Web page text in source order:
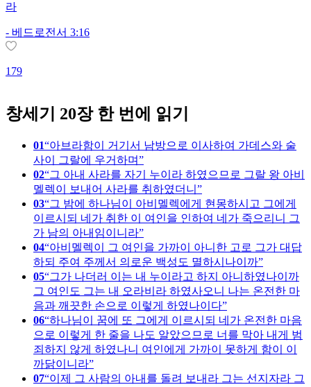
라
- 베드로전서 3:16
179
창세기 20장 한 번에 읽기
01 아브라함이 거기서 남방으로 이사하여 가데스와 술
사이 그랄에 우거하며
02 그 아내 사라를 자기 누이라 하였으므로 그랄 왕 아비
멜렉이 보내어 사라를 취하였더니
03 그 밤에 하나님이 아비멜렉에게 현몽하시고 그에게
이르시되 네가 취한 이 여인을 인하여 네가 죽으리니 그
가 남의 아내임이니라
04 아비멜렉이 그 여인을 가까이 아니한 고로 그가 대답
하되 주여 주께서 의로운 백성도 멸하시나이까
05 그가 나더러 이는 내 누이라고 하지 아니하였나이까
그 여인도 그는 내 오라비라 하였사오니 나는 온전한 마
음과 깨끗한 손으로 이렇게 하였나이다
06 하나님이 꿈에 또 그에게 이르시되 네가 온전한 마음
으로 이렇게 한 줄을 나도 알았으므로 너를 막아 내게 범
죄하지 않게 하였나니 여인에게 가까이 못하게 함이 이
까닭이니라
07 이제 그 사람의 아내를 돌려 보내라 그는 선지자라 그